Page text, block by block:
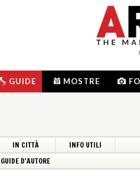
GUIDE MOSTRE
IN CITTÀ
INFO UTILI
GUIDE D'AUTORE